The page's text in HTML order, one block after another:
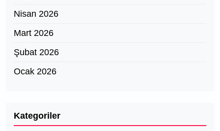
Nisan 2026
Mart 2026
Şubat 2026
Ocak 2026
Kategoriler